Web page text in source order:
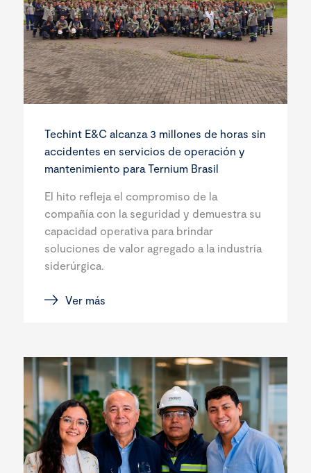
Techint E&C alcanza 3 millones de horas sin
accidentes en servicios de operación y
mantenimiento para Ternium Brasil
El hito refleja el compromiso de la
compañía con la seguridad y demuestra su
capacidad operativa para brindar
soluciones de valor agregado a la industria
siderúrgica.
Ver más